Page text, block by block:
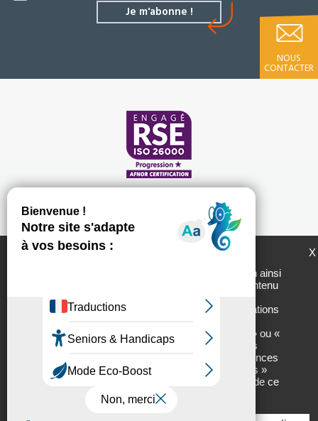
NOUS
CONTACTER
Plan du site
Politique de protection des données personnelles
Chartes d'utilisation des réseaux sociaux
Tous droits réservés - 2017 // Réalisation : Net.com
X
LogemLoiret et ses partenaires utilisent des
fréquentation du site utiles à son amélioration ainsi
que pour vous permettre de partager son contenu
sur les réseaux sociaux. En cliquant sur «
Personnaliser » vous accèderez aux informations
cookies utilisés et vous pourrez « Autoriser » ou «
Interdire » leur usage finalité par finalité. Vous
pourrez, à tout moment, modifier vos préférences
en cliquant sur l’onglet « Gestion des cookies »
situé en bas à droite de chacune des pages de ce